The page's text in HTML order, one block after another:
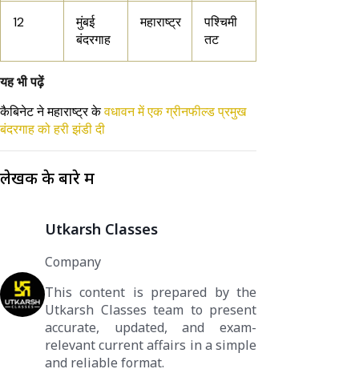
12
मुंबई
बंदरगाह
महाराष्ट्र
पश्चिमी
तट
यह भी पढ़ें
कैबिनेट ने महाराष्ट्र केवधावन में एक ग्रीनफील्ड प्रमुख
बंदरगाह को हरी झंडी दी
लेखक के बारे में
Utkarsh Classes
Company
This content is prepared by the
Utkarsh Classes team to present
accurate, updated, and exam-
relevant current affairs in a simple
and reliable format.